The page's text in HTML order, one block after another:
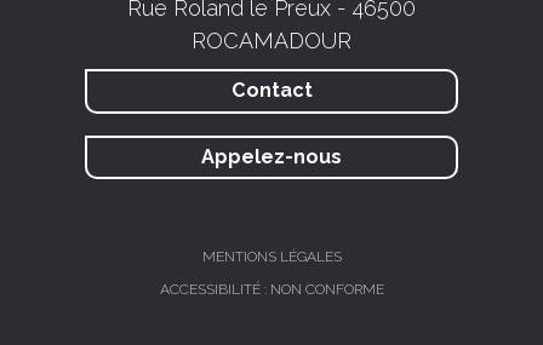
Rue Roland le Preux - 46500
ROCAMADOUR
Contact
Appelez-nous
MENTIONS LÉGALES
ACCESSIBILITÉ : NON CONFORME